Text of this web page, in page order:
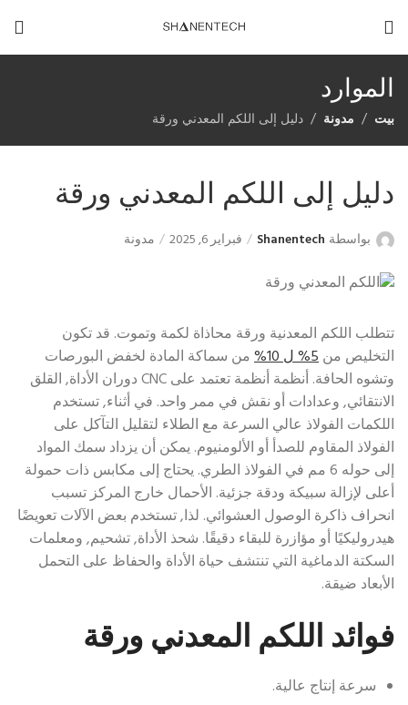
الموارد
بيت مدونة دليل إلى اللكم المعدني ورقة
دليل إلى اللكم المعدني ورقة
بواسطة Shanentech فبراير 6, 2025 مدونة
تتطلب اللكم المعدنية ورقة محاذاة لكمة وتموت. قد تكون
التخليص من5% ل 10%
من سماكة المادة لخفض البورصات
وتشوه الحافة. أنظمة أنظمة تعتمد على CNC دوران الأداة, القلق
الانتقائي, وعدادات أو نقش في ممر واحد. في أثناء, تستخدم
اللكمات الفولاذ عالي السرعة مع الطلاء لتقليل التآكل على
الفولاذ المقاوم للصدأ أو الألومنيوم. يمكن أن يزداد سمك المواد
إلى حوله 6 مم في الفولاذ الطري. يحتاج إلى مكابس ذات حمولة
أعلى لإزالة سبيكة ودقة جزئية. الأحمال خارج المركز تسبب
انحراف ذاكرة الوصول العشوائي. لذا, تستخدم بعض الآلات تعويضًا
هيدروليكيًا أو مؤازرة للبقاء دقيقًا. شحذ الأداة, تشحيم, ومعلمات
السكتة الدماغية التي تنتشف حياة الأداة والحفاظ على التحمل
الأبعاد ضيقة.
فوائد اللكم المعدني ورقة
سرعة إنتاج عالية.